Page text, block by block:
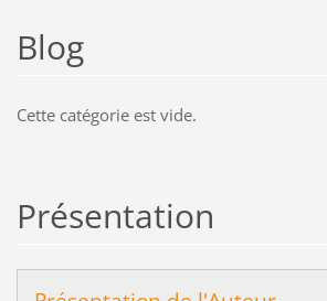
Blog
Cette catégorie est vide.
Présentation